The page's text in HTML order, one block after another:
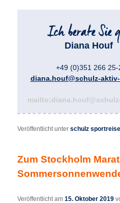
Diana Houf
+49 (0)351 266 25-
diana.houf@schulz-
Veröffentlicht unter schulz
Zum Stockholm
Veröffentlicht am15. Oktober 2019